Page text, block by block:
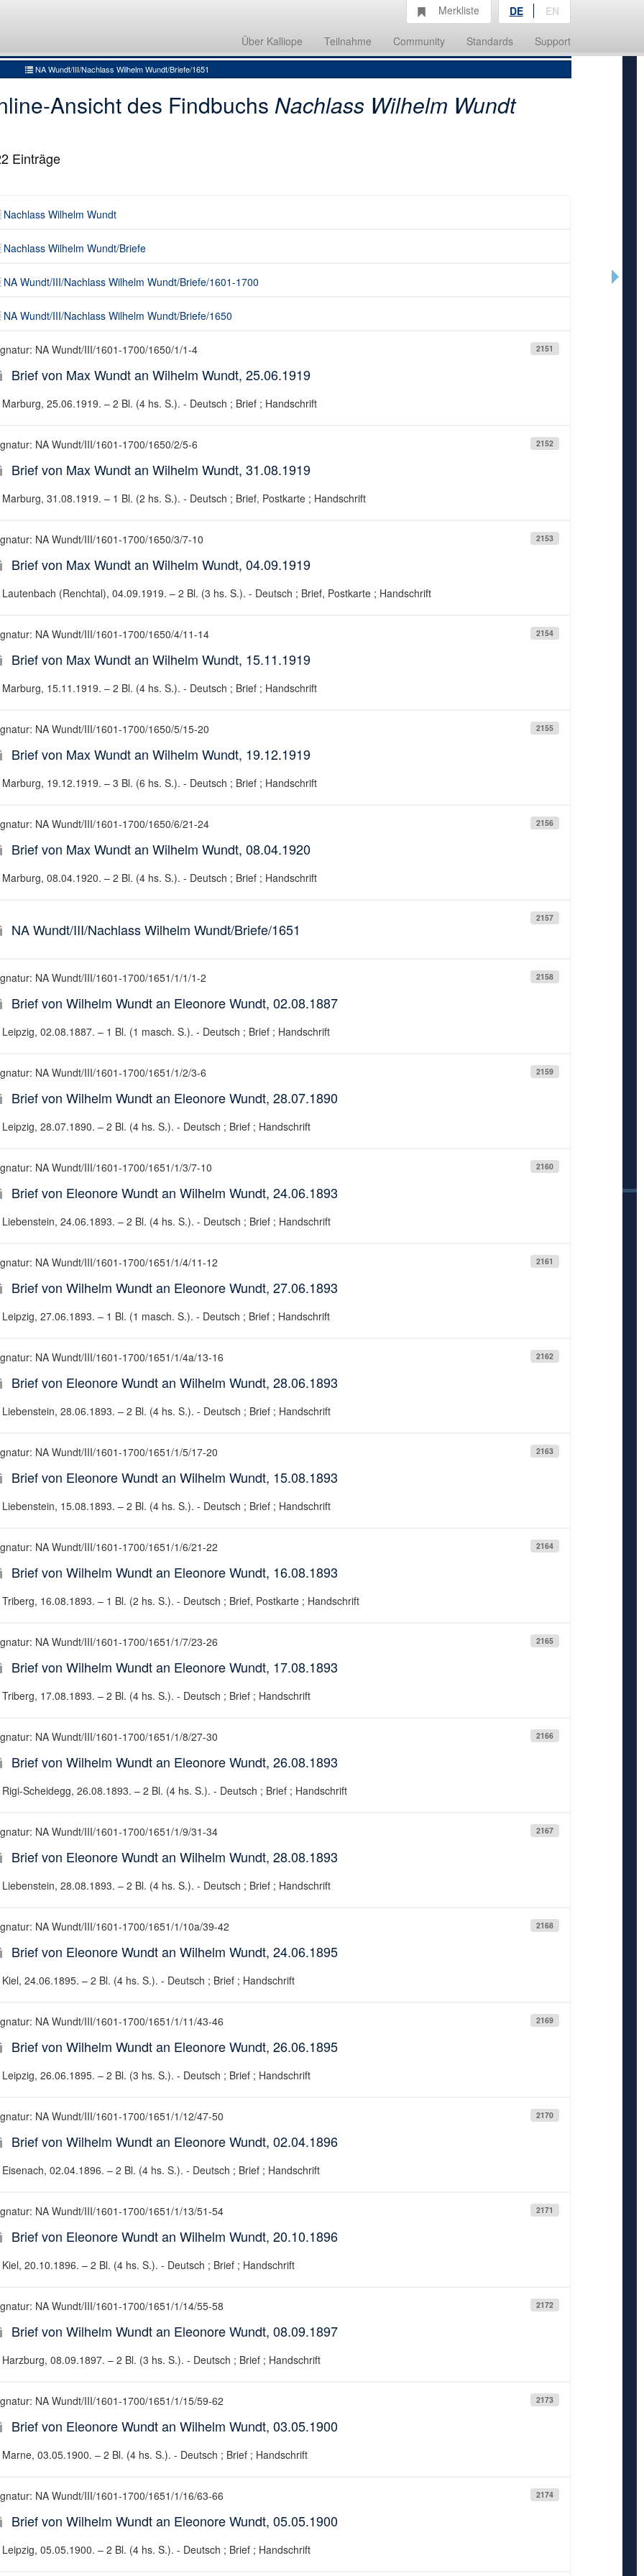
Über Kalliope Teilnahme Community Standards Support
Merkliste DE EN
Ansicht des Findbuchs Nachlass Wilhelm Wundt
Einträge
NA Wundt/III/Nachlass Wilhelm Wundt/Briefe/1651
Nachlass Wilhelm Wundt
Nachlass Wilhelm Wundt/Briefe
NA Wundt/III/Nachlass Wilhelm Wundt/Briefe/1601-1700
NA Wundt/III/Nachlass Wilhelm Wundt/Briefe/1650
2151
NA Wundt/III/1601-1700/1650/1/1-4
Brief von Max Wundt an Wilhelm Wundt, 25.06.1919
Marburg, 25.06.1919. – 2 Bl. (4 hs. S.). - Deutsch ; Brief ; Handschrift
2152
NA Wundt/III/1601-1700/1650/2/5-6
Brief von Max Wundt an Wilhelm Wundt, 31.08.1919
Marburg, 31.08.1919. – 1 Bl. (2 hs. S.). - Deutsch ; Brief, Postkarte ; Handschrift
2153
NA Wundt/III/1601-1700/1650/3/7-10
Brief von Max Wundt an Wilhelm Wundt, 04.09.1919
Lautenbach (Renchtal), 04.09.1919. – 2 Bl. (3 hs. S.). - Deutsch ; Brief, Postkarte ; Handschrift
2154
NA Wundt/III/1601-1700/1650/4/11-14
Brief von Max Wundt an Wilhelm Wundt, 15.11.1919
Marburg, 15.11.1919. – 2 Bl. (4 hs. S.). - Deutsch ; Brief ; Handschrift
2155
NA Wundt/III/1601-1700/1650/5/15-20
Brief von Max Wundt an Wilhelm Wundt, 19.12.1919
Marburg, 19.12.1919. – 3 Bl. (6 hs. S.). - Deutsch ; Brief ; Handschrift
2156
NA Wundt/III/1601-1700/1650/6/21-24
Brief von Max Wundt an Wilhelm Wundt, 08.04.1920
Marburg, 08.04.1920. – 2 Bl. (4 hs. S.). - Deutsch ; Brief ; Handschrift
2157
NA Wundt/III/Nachlass Wilhelm Wundt/Briefe/1651
2158
NA Wundt/III/1601-1700/1651/1/1/1-2
Brief von Wilhelm Wundt an Eleonore Wundt, 02.08.1887
Leipzig, 02.08.1887. – 1 Bl. (1 masch. S.). - Deutsch ; Brief ; Handschrift
2159
NA Wundt/III/1601-1700/1651/1/2/3-6
Brief von Wilhelm Wundt an Eleonore Wundt, 28.07.1890
Leipzig, 28.07.1890. – 2 Bl. (4 hs. S.). - Deutsch ; Brief ; Handschrift
2160
NA Wundt/III/1601-1700/1651/1/3/7-10
Brief von Eleonore Wundt an Wilhelm Wundt, 24.06.1893
Liebenstein, 24.06.1893. – 2 Bl. (4 hs. S.). - Deutsch ; Brief ; Handschrift
2161
NA Wundt/III/1601-1700/1651/1/4/11-12
Brief von Wilhelm Wundt an Eleonore Wundt, 27.06.1893
Leipzig, 27.06.1893. – 1 Bl. (1 masch. S.). - Deutsch ; Brief ; Handschrift
2162
NA Wundt/III/1601-1700/1651/1/4a/13-16
Brief von Eleonore Wundt an Wilhelm Wundt, 28.06.1893
Liebenstein, 28.06.1893. – 2 Bl. (4 hs. S.). - Deutsch ; Brief ; Handschrift
2163
NA Wundt/III/1601-1700/1651/1/5/17-20
Brief von Eleonore Wundt an Wilhelm Wundt, 15.08.1893
Liebenstein, 15.08.1893. – 2 Bl. (4 hs. S.). - Deutsch ; Brief ; Handschrift
2164
NA Wundt/III/1601-1700/1651/1/6/21-22
Brief von Wilhelm Wundt an Eleonore Wundt, 16.08.1893
Triberg, 16.08.1893. – 1 Bl. (2 hs. S.). - Deutsch ; Brief, Postkarte ; Handschrift
2165
NA Wundt/III/1601-1700/1651/1/7/23-26
Brief von Wilhelm Wundt an Eleonore Wundt, 17.08.1893
Triberg, 17.08.1893. – 2 Bl. (4 hs. S.). - Deutsch ; Brief ; Handschrift
2166
NA Wundt/III/1601-1700/1651/1/8/27-30
Brief von Wilhelm Wundt an Eleonore Wundt, 26.08.1893
Rigi-Scheidegg, 26.08.1893. – 2 Bl. (4 hs. S.). - Deutsch ; Brief ; Handschrift
2167
NA Wundt/III/1601-1700/1651/1/9/31-34
Brief von Eleonore Wundt an Wilhelm Wundt, 28.08.1893
Liebenstein, 28.08.1893. – 2 Bl. (4 hs. S.). - Deutsch ; Brief ; Handschrift
2168
NA Wundt/III/1601-1700/1651/1/10a/39-42
Brief von Eleonore Wundt an Wilhelm Wundt, 24.06.1895
Kiel, 24.06.1895. – 2 Bl. (4 hs. S.). - Deutsch ; Brief ; Handschrift
2169
NA Wundt/III/1601-1700/1651/1/11/43-46
Brief von Wilhelm Wundt an Eleonore Wundt, 26.06.1895
Leipzig, 26.06.1895. – 2 Bl. (3 hs. S.). - Deutsch ; Brief ; Handschrift
2170
NA Wundt/III/1601-1700/1651/1/12/47-50
Brief von Wilhelm Wundt an Eleonore Wundt, 02.04.1896
Eisenach, 02.04.1896. – 2 Bl. (4 hs. S.). - Deutsch ; Brief ; Handschrift
2171
NA Wundt/III/1601-1700/1651/1/13/51-54
Brief von Eleonore Wundt an Wilhelm Wundt, 20.10.1896
Kiel, 20.10.1896. – 2 Bl. (4 hs. S.). - Deutsch ; Brief ; Handschrift
2172
NA Wundt/III/1601-1700/1651/1/14/55-58
Brief von Wilhelm Wundt an Eleonore Wundt, 08.09.1897
Harzburg, 08.09.1897. – 2 Bl. (3 hs. S.). - Deutsch ; Brief ; Handschrift
2173
NA Wundt/III/1601-1700/1651/1/15/59-62
Brief von Eleonore Wundt an Wilhelm Wundt, 03.05.1900
Marne, 03.05.1900. – 2 Bl. (4 hs. S.). - Deutsch ; Brief ; Handschrift
2174
NA Wundt/III/1601-1700/1651/1/16/63-66
Brief von Wilhelm Wundt an Eleonore Wundt, 05.05.1900
Leipzig, 05.05.1900. – 2 Bl. (4 hs. S.). - Deutsch ; Brief ; Handschrift